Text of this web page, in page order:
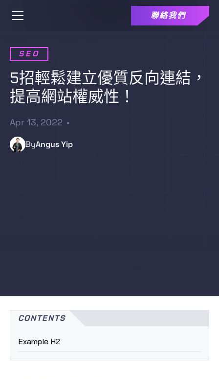
聯絡我們
SEO
5招輕鬆建立優質反向連結，
提高網站權威性！
Apr 13, 2022 •
ByAngus Yip
CONTENTS
Example H2